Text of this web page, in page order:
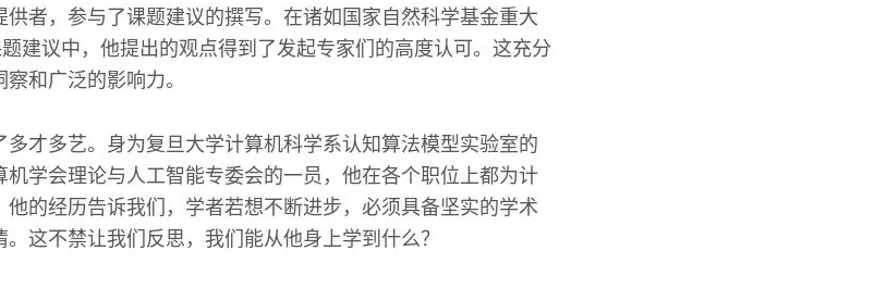
者，参与了课题建议的撰写。在诸如国家自然科学基金重大
建议中，他提出的观点得到了发起专家们的高度认可。这充分
和广泛的影响力。
才多艺。身为复旦大学计算机科学系认知算法模型实验室的
学会理论与人工智能专委会的一员，他在各个职位上都为计
的经历告诉我们，学者若想不断进步，必须具备坚实的学术
这不禁让我们反思，我们能从他身上学到什么？